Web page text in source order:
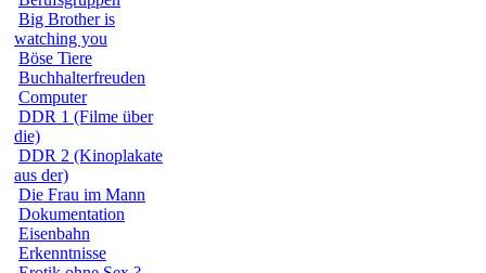
Big Brother is
watching you
Böse Tiere
Buchhalterfreuden
Computer
DDR 1 (Filme über
die)
DDR 2 (Kinoplakate
aus der)
Die Frau im Mann
Dokumentation
Eisenbahn
Erkenntnisse